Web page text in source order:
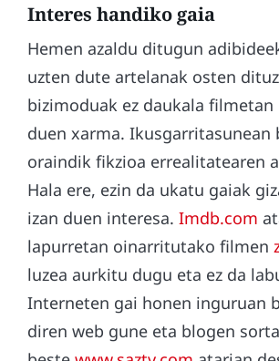
Interes handiko gaia
Hemen azaldu ditugun
uzten dute artelanak osten
bizimoduak ez daukala filmetan
duen xarma. Ikusgarritasunean
oraindik fikzioa errealitatearen
Hala ere, ezin da ukatu gaiak
izan duen interesa. Imdb.com
lapurretan oinarritutako filmen
luzea aurkitu dugu eta ez da
Interneten gai honen inguruan
diren web gune eta blogen